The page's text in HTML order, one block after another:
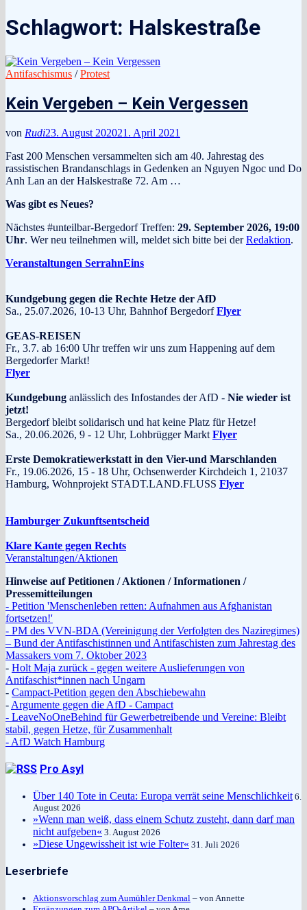
Schlagwort: Halskestraße
Antifaschismus /Protest
Kein Vergeben – Kein Vergessen
von Rudi23. August 202021. April 2021
Fast 200 Menschen versammelten sich am 40. Jahrestag des
rassistischen Brandanschlags in Gedenken an Nguyen Ngoc und Do
Anh Lan an der Halskestraße 72. Am …
Was gibt es Neues?
Nächstes #unteilbar-Bergedorf Treffen: 29. September 2026, 19:00
Uhr. Wer neu teilnehmen will, meldet sich bitte bei derRedaktion.
Veranstaltungen SerrahnEins
Kundgebung gegen die Rechte Hetze der AfD
Sa., 25.07.2026, 10-13 Uhr, Bahnhof BergedorfFlyer
GEAS-REISEN
Fr., 3.7. ab 16:00 Uhr treffen wir uns zum Happening auf dem
Bergedorfer Markt!
Flyer
Kundgebung anlässlich des Infostandes der AfD - Nie wieder ist
jetzt!
Bergedorf bleibt solidarisch und hat keine Platz für Hetze!
Sa., 20.06.2026, 9 - 12 Uhr, Lohbrügger Markt Flyer
Erste Demokratiewerkstatt in den Vier-und Marschlanden
Fr., 19.06.2026, 15 - 18 Uhr, Ochsenwerder Kirchdeich 1, 21037
Hamburg, Wohnprojekt STADT.LAND.FLUSS Flyer
Hamburger Zukunftsentscheid
Klare Kante gegen Rechts
Veranstaltungen/Aktionen
Hinweise auf Petitionen / Aktionen / Informationen /
Pressemitteilungen
- Petition 'Menschenleben retten: Aufnahmen aus Afghanistan
fortsetzen!'
- PM des VVN-BDA (Vereinigung der Verfolgten des Naziregimes)
– Bund der Antifaschistinnen und Antifaschisten zum Jahrestag des
Massakers vom 7. Oktober 2023
- Holt Maja zurück - gegen weitere Auslieferungen von
Antifaschist*innen nach Ungarn
- Campact-Petition gegen den Abschiebewahn
- Argumente gegen die AfD - Campact
- LeaveNoOneBehind für Gewerbetreibende und Vereine: Bleibt
stabil, gegen Hetze, für Zusammenhalt
- AfD Watch Hamburg
Pro Asyl
Über 140 Tote in Ceuta: Europa verrät seine Menschlichkeit 6.
August 2026
»Wenn man weiß, dass einem Schutz zusteht, dann darf man
nicht aufgeben« 3. August 2026
»Diese Ungewissheit ist wie Folter« 31. Juli 2026
Leserbriefe
Aktionsvorschlag zum Aumühler Denkmal – von Annette